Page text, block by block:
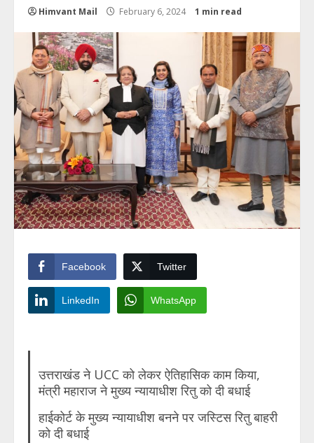
Himvant Mail February 6, 2024 1 min read
Facebook Twitter
LinkedIn WhatsApp
उत्तराखंड ने UCC को लेकर ऐतिहासिक काम किया,
मंत्री महाराज ने मुख्य न्यायाधीश रितु को दी बधाई
हाईकोर्ट के मुख्य न्यायाधीश बनने पर जस्टिस रितु बाहरी
को दी बधाई